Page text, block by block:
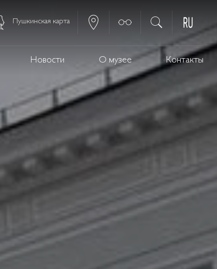
Пушкинская карта
Новости О музее Контакты